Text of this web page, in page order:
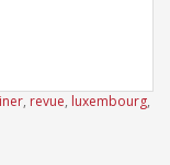
, revue, luxembourg,